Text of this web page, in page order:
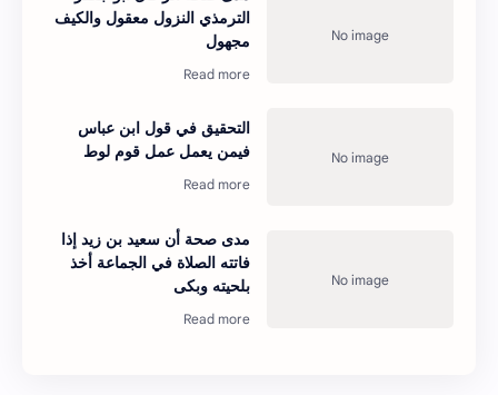
الترمذي النزول معقول ‌والكيف
مجهول
التحقيق في قول ابن عباس
فيمن يعمل عمل قوم لوط
مدى صحة أن سعيد بن زيد إذا
فاتته الصلاة في الجماعة أخذ
بلحيته وبكى